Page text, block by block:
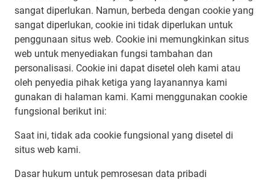
sangat diperlukan. Namun, berbeda dengan cookie yang
sangat diperlukan, cookie ini tidak diperlukan untuk
penggunaan situs web. Cookie ini memungkinkan situs
web untuk menyediakan fungsi tambahan dan
personalisasi. Cookie ini dapat disetel oleh kami atau
oleh penyedia pihak ketiga yang layanannya kami
gunakan di halaman kami. Kami menggunakan cookie
fungsional berikut ini:
Saat ini, tidak ada cookie fungsional yang disetel di
situs web kami.
Dasar hukum untuk pemrosesan data pribadi